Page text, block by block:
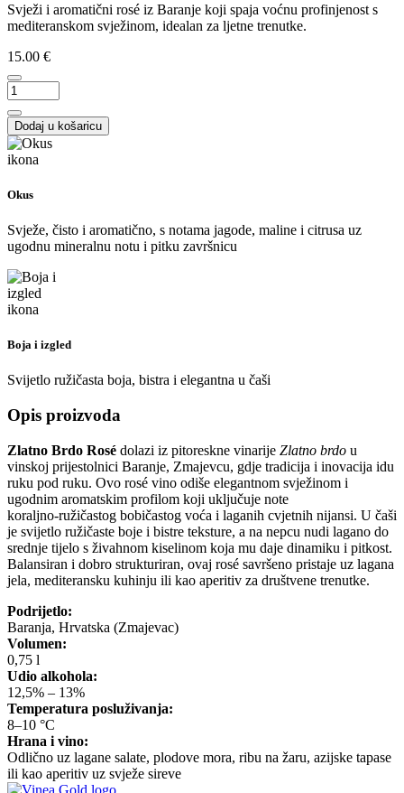
Svježi i aromatični rosé iz Baranje koji spaja voćnu profinjenost s
mediteranskom svježinom, idealan za ljetne trenutke.
15.00 €
Dodaj u košaricu
Okus
Svježe, čisto i aromatično, s notama jagode, maline i citrusa uz
ugodnu mineralnu notu i pitku završnicu
Boja i izgled
Svijetlo ružičasta boja, bistra i elegantna u čaši
Opis proizvoda
Zlatno Brdo Rosé dolazi iz pitoreskne vinarije Zlatno brdo u
vinskoj prijestolnici Baranje, Zmajevcu, gdje tradicija i inovacija idu
ruku pod ruku. Ovo rosé vino odiše elegantnom svježinom i
ugodnim aromatskim profilom koji uključuje note
koraljno‑ružičastog bobičastog voća i laganih cvjetnih nijansi. U čaši
je svijetlo ružičaste boje i bistre teksture, a na nepcu nudi lagano do
srednje tijelo s živahnom kiselinom koja mu daje dinamiku i pitkost.
Balansiran i dobro strukturiran, ovaj rosé savršeno pristaje uz lagana
jela, mediteransku kuhinju ili kao aperitiv za društvene trenutke.
Podrijetlo:
Baranja, Hrvatska (Zmajevac)
Volumen:
0,75 l
Udio alkohola:
12,5% – 13%
Temperatura posluživanja:
8–10 °C
Hrana i vino:
Odlično uz lagane salate, plodove mora, ribu na žaru, azijske tapase
ili kao aperitiv uz svježe sireve